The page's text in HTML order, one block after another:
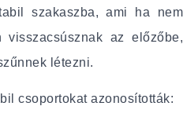
szakaszba, ami ha nem
az előzőbe,
létezni.
csoportokat azonosították: